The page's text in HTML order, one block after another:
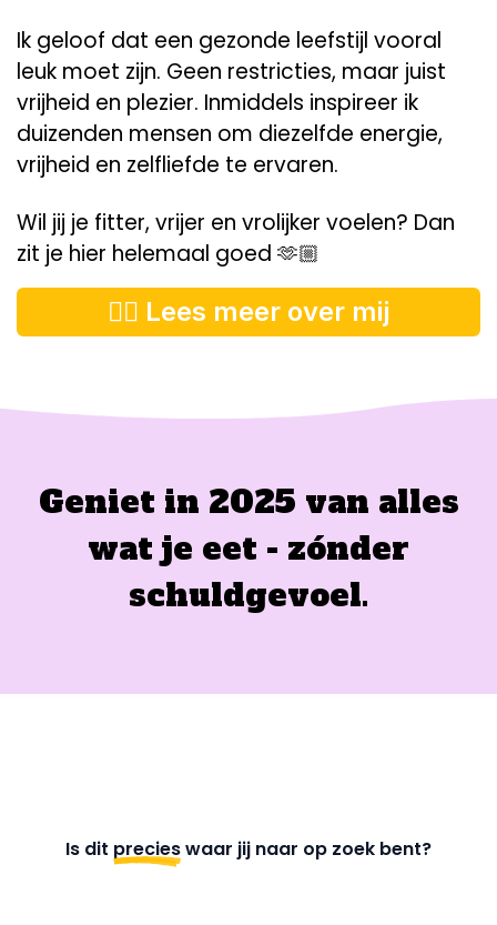
Ik geloof dat een gezonde leefstijl vooral
leuk moet zijn. Geen restricties, maar juist
vrijheid en plezier. Inmiddels inspireer ik
duizenden mensen om diezelfde energie,
vrijheid en zelfliefde te ervaren.
Wil jij je fitter, vrijer en vrolijker voelen? Dan
zit je hier helemaal goed 🫶🏼
👉🏼 Lees meer over mij
Geniet in 2025 van alles
wat je eet - zónder
schuldgevoel.
Is dit precieswaar jij naar op zoek bent?